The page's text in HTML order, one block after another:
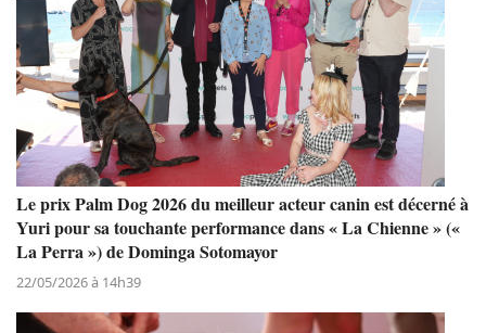
Le prix Palm Dog 2026 du meilleur acteur canin est décerné à
Yuri pour sa touchante performance dans « La Chienne » («
La Perra ») de Dominga Sotomayor
22/05/2026 à 14h39